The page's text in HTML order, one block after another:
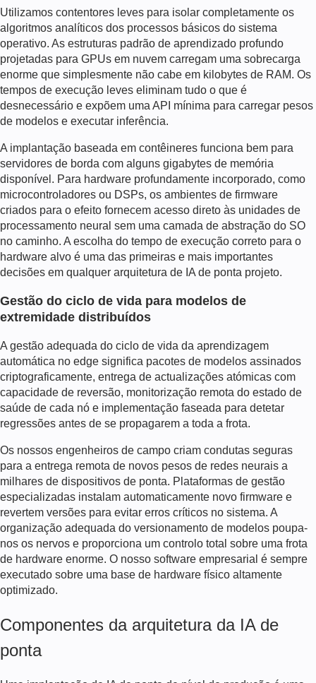
Utilizamos contentores leves para isolar completamente os
algoritmos analíticos dos processos básicos do sistema
operativo. As estruturas padrão de aprendizado profundo
projetadas para GPUs em nuvem carregam uma sobrecarga
enorme que simplesmente não cabe em kilobytes de RAM. Os
tempos de execução leves eliminam tudo o que é
desnecessário e expõem uma API mínima para carregar pesos
de modelos e executar inferência.
A implantação baseada em contêineres funciona bem para
servidores de borda com alguns gigabytes de memória
disponível. Para hardware profundamente incorporado, como
microcontroladores ou DSPs, os ambientes de firmware
criados para o efeito fornecem acesso direto às unidades de
processamento neural sem uma camada de abstração do SO
no caminho. A escolha do tempo de execução correto para o
hardware alvo é uma das primeiras e mais importantes
decisões em qualquer arquitetura de IA de ponta projeto.
Gestão do ciclo de vida para modelos de
extremidade distribuídos
A gestão adequada do ciclo de vida da aprendizagem
automática no edge significa pacotes de modelos assinados
criptograficamente, entrega de actualizações atómicas com
capacidade de reversão, monitorização remota do estado de
saúde de cada nó e implementação faseada para detetar
regressões antes de se propagarem a toda a frota.
Os nossos engenheiros de campo criam condutas seguras
para a entrega remota de novos pesos de redes neurais a
milhares de dispositivos de ponta. Plataformas de gestão
especializadas instalam automaticamente novo firmware e
revertem versões para evitar erros críticos no sistema. A
organização adequada do versionamento de modelos poupa-
nos os nervos e proporciona um controlo total sobre uma frota
de hardware enorme. O nosso software empresarial é sempre
executado sobre uma base de hardware físico altamente
optimizado.
Componentes da arquitetura da IA de
ponta